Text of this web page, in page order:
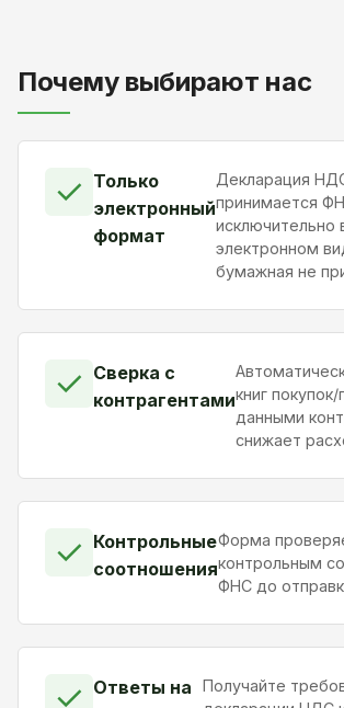
Почему выбирают нас
✓ Только
электронный
формат
Декларация
принимается
исключительно
электронном
бумажная не
✓ Сверка с
контрагентамикниг
данными
снижает
✓ Контрольные
соотношения
Форма
контрольным
ФНС до
✓ Ответы на
Получайте